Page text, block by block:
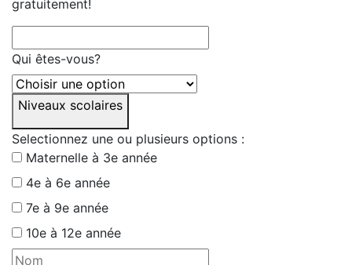
gratuitement!
Qui êtes-vous?
Niveaux scolaires
Selectionnez une ou plusieurs options :
Maternelle à 3e année
4e à 6e année
7e à 9e année
10e à 12e année